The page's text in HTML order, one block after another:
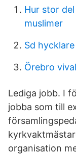
Hur stor
muslimer
Sd hycklare
Örebro
Lediga jobb. I
jobba som till
organisation